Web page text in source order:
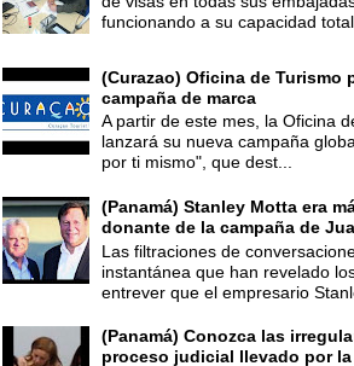
funcionando a su capacidad
(Curazao) Oficina de Turismo
campaña de marca
A partir de este mes, la Oficina
lanzará su nueva campaña
por ti mismo", que dest...
(Panamá) Stanley Motta era
donante de la campaña de
Las filtraciones de
instantánea que han revelado
entrever que el empresario
(Panamá) Conozca las
proceso judicial llevado por